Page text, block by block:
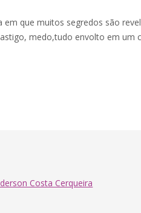
que muitos segredos são
medo,tudo envolto em um
Costa Cerqueira